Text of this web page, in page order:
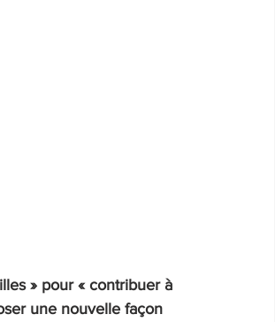
» pour « contribuer à
une nouvelle façon